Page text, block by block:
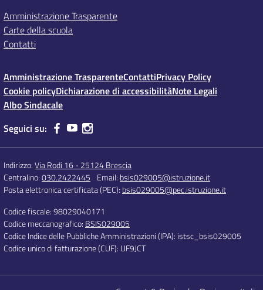
Amministrazione Trasparente
Carte della scuola
Contatti
Amministrazione TrasparenteContattiPrivacy Policy
Cookie policyDichiarazione di accessibilitàNote Legali
Albo Sindacale
Seguici su:
Indirizzo:Via Rodi 16 - 25124 Brescia
Centralino:030.2422445 Email: bsis029005@istruzione.it
Posta elettronica certificata (PEC): bsis029005@pec.istruzione.it
Codice fiscale: 98029040171
Codice meccanografico: BSIS029005
Codice Indice delle Pubbliche Amministrazioni (IPA): istsc_bsis029005
Codice unico di fatturazione (CUF): UF9JCT